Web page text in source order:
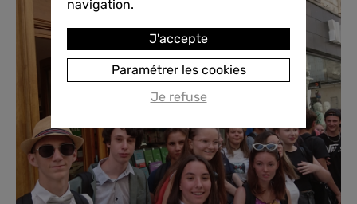
navigation.
J'accepte
Paramétrer les cookies
Je refuse